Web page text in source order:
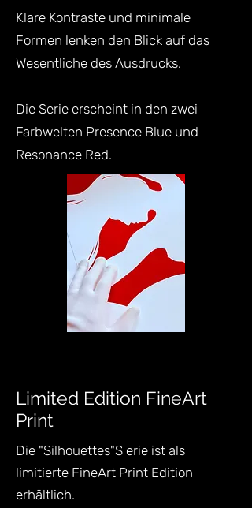
Klare Kontraste und minimale
Formen lenken den Blick auf das
Wesentliche des Ausdrucks.
Die Serie erscheint in den zwei
Farbwelten Presence Blue und
Resonance Red.
Limited Edition FineArt
Print
Die "Silhouettes"S erie ist als
limitierte FineArt Print Edition
erhältlich.